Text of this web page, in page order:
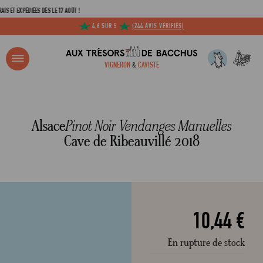
EXPÉDIÉES DÈS LE 17 AOÛT !
4,6 SUR 5
(244 AVIS VÉRIFIÉS)
VIGNERON& CAVISTE
Mot de passe
?
AlsacePinot Noir Vendanges Manuelles
Cave de Ribeauvillé 2018
10,44 €
En rupture de stock